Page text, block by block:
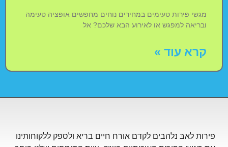
מגשי פירות טעימים במחירים נוחים מחפשים אופציה טעימה
ובריאה למפגש או לאירוע הבא שלכם? אל
קרא עוד »
פירות לאבּ נלהבים לקדם אורח חיים בריא ולספק ללקוחותינו